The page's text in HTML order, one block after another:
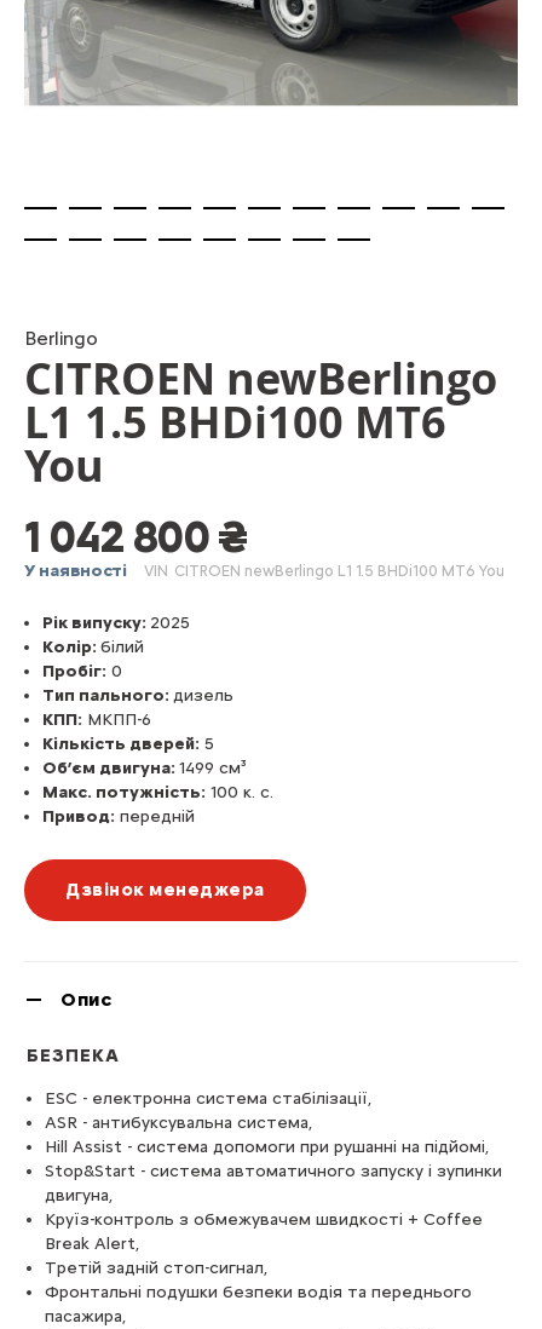
beginning
of
the
images
gallery
Berlingo
CITROEN newBerlingo
L1 1.5 BHDi100 MT6
You
1 042 800 ₴
У наявності VIN CITROEN newBerlingo L1 1.5 BHDi100 MT6 You
Рік випуску: 2025
Колір: бiлий
Пробіг: 0
Тип пального: дизель
КПП: МКПП-6
Кількість дверей: 5
Об’єм двигуна: 1499 см³
Макс. потужність: 100 к. с.
Привод: передній
Дзвінок менеджера
Опис
БЕЗПЕКА
ESС - електронна система стабілізації,
ASR - антибуксувальна система,
Hill Assist - система допомоги при рушанні на підйомі,
Stop&Start - система автоматичного запуску і зупинки
двигуна,
Круїз-контроль з обмежувачем швидкості + Coffee
Break Alert,
Третій задній стоп-сигнал,
Фронтальні подушки безпеки водія та переднього
пасажира,